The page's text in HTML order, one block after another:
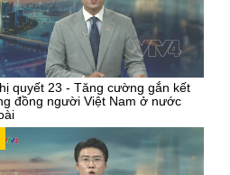
quyết 23 - Tăng cường gắn kết
đồng người Việt Nam ở nước